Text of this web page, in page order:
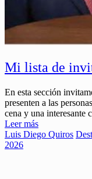
Mi lista de
En esta sección
presenten a las
cena y una interesante
Leer más
Luis Diego Quiros
2026